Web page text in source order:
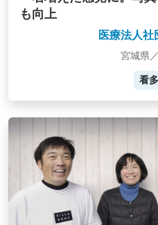
も向上
医療法人社
宮城県
看